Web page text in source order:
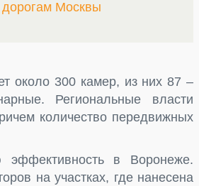
дорогам Москвы
около 300 камер, из них 87 –
Региональные власти
количество передвижных
эффективность в Воронеже.
на участках, где нанесена